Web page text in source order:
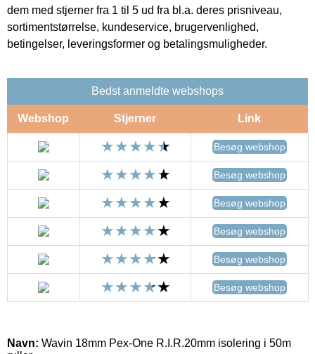
dem med stjerner fra 1 til 5 ud fra bl.a. deres prisniveau,
sortimentstørrelse, kundeservice, brugervenlighed,
betingelser, leveringsformer og betalingsmuligheder.
Bedst anmeldte webshops
Webshop Stjerner Link
Besøg webshop
Besøg webshop
Besøg webshop
Besøg webshop
Besøg webshop
Besøg webshop
Navn: Wavin 18mm Pex-One R.I.R.20mm isolering i 50m